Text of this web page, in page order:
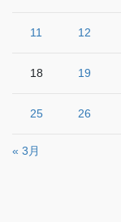
11 12
18 19
25 26
« 3月